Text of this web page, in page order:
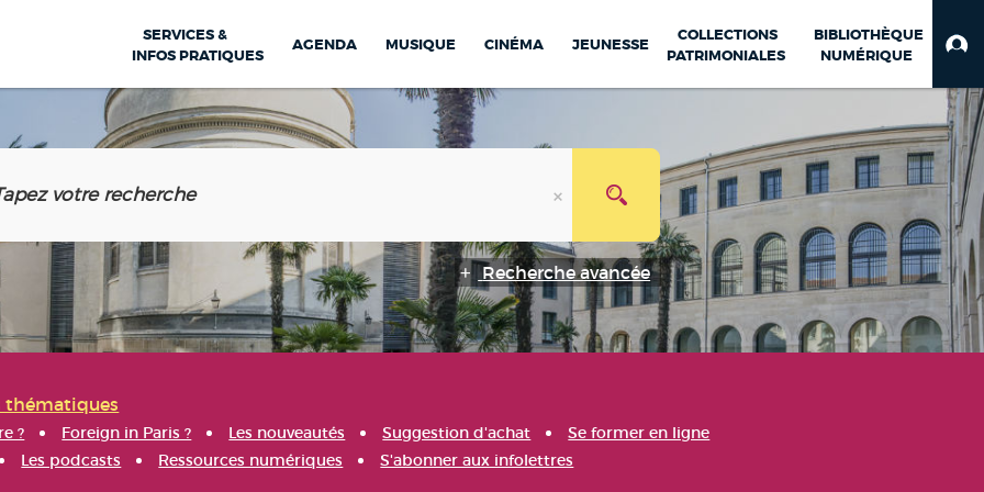
SERVICES &
INFOS PRATIQUES
AGENDA MUSIQUE CINÉMA JEUNESSE
COLLECTIONS
PATRIMONIALES
BIBLIOTHÈQUE
NUMÉRIQUE
Recherche avancée
thématiques
? Foreign in Paris ? Les nouveautés Suggestion d'achat
Se former en ligne
Les podcasts Ressources numériques S'abonner aux infolettres